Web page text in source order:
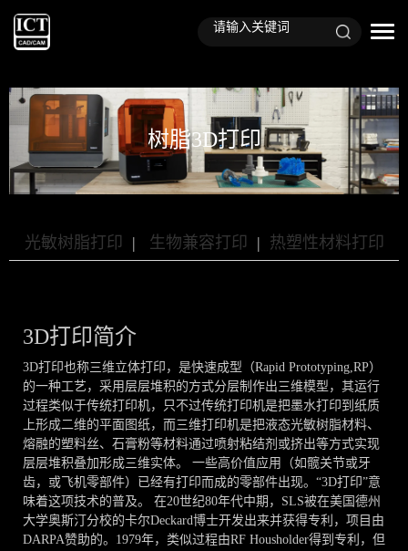
树脂3D打印
光敏树脂打印 | 生物兼容打印 | 热塑性材料打印
3D打印简介
3D打印也称三维立体打印，是快速成型（Rapid Prototyping,RP）
的一种工艺，采用层层堆积的方式分层制作出三维模型，其运行
过程类似于传统打印机，只不过传统打印机是把墨水打印到纸质
上形成二维的平面图纸，而三维打印机是把液态光敏树脂材料、
熔融的塑料丝、石膏粉等材料通过喷射粘结剂或挤出等方式实现
层层堆积叠加形成三维实体。 一些高价值应用（如髋关节或牙
齿，或飞机零部件）已经有打印而成的零部件出现。“3D打印”意
味着这项技术的普及。 在20世纪80年代中期，SLS被在美国德州
大学奥斯汀分校的卡尔Deckard博士开发出来并获得专利，项目由
DARPA赞助的。1979年，类似过程由RF Housholder得到专利，但